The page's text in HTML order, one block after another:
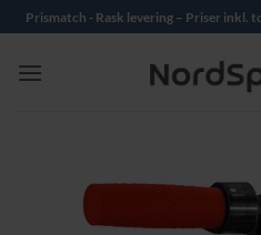
Skip
to
content
Prismatch - Rask levering – Priser inkl.